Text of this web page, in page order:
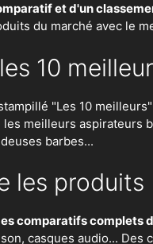
et d'un
du marché avec le
10
"Les 10
meilleurs aspirateurs
barbes...
les produits
comparatifs complets
casques audio... Des